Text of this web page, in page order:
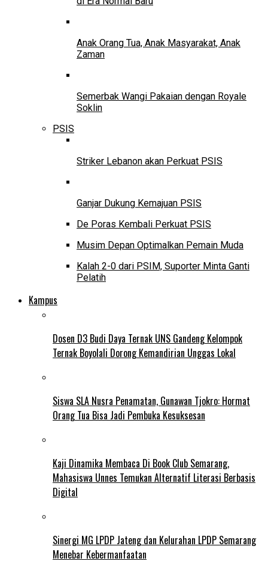
Anak Orang Tua, Anak Masyarakat, Anak
Zaman
Semerbak Wangi Pakaian dengan Royale
Soklin
PSIS
Striker Lebanon akan Perkuat PSIS
Ganjar Dukung Kemajuan PSIS
De Poras Kembali Perkuat PSIS
Musim Depan Optimalkan Pemain Muda
Kalah 2-0 dari PSIM, Suporter Minta Ganti
Pelatih
Kampus
Dosen D3 Budi Daya Ternak UNS Gandeng Kelompok
Ternak Boyolali Dorong Kemandirian Unggas Lokal
Siswa SLA Nusra Penamatan, Gunawan Tjokro: Hormat
Orang Tua Bisa Jadi Pembuka Kesuksesan
Kaji Dinamika Membaca Di Book Club Semarang,
Mahasiswa Unnes Temukan Alternatif Literasi Berbasis
Digital
Sinergi MG LPDP Jateng dan Kelurahan LPDP Semarang
Menebar Kebermanfaatan